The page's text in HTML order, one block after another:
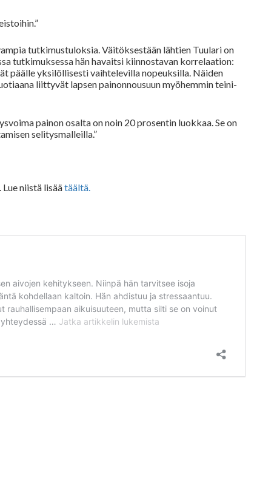
tutkimustuloksia. Väitöksestään lähtien Tuulari on
tutkimuksessa hän havaitsi kiinnostavan korrelaation:
päälle yksilöllisesti vaihtelevilla nopeuksilla. Näiden
liittyvät lapsen painonnousuun myöhemmin teini-
painon osalta on noin 20 prosentin luokkaa. Se on
selitysmalleilla.”
niistä lisäätäältä.